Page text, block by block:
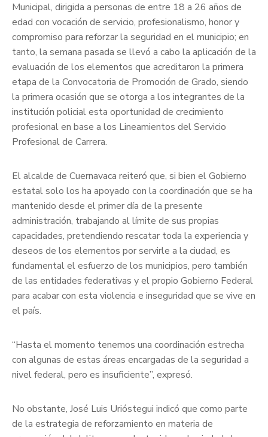
Municipal, dirigida a personas de entre 18 a 26 años de
edad con vocación de servicio, profesionalismo, honor y
compromiso para reforzar la seguridad en el municipio; en
tanto, la semana pasada se llevó a cabo la aplicación de la
evaluación de los elementos que acreditaron la primera
etapa de la Convocatoria de Promoción de Grado, siendo
la primera ocasión que se otorga a los integrantes de la
institución policial esta oportunidad de crecimiento
profesional en base a los Lineamientos del Servicio
Profesional de Carrera.
El alcalde de Cuernavaca reiteró que, si bien el Gobierno
estatal solo los ha apoyado con la coordinación que se ha
mantenido desde el primer día de la presente
administración, trabajando al límite de sus propias
capacidades, pretendiendo rescatar toda la experiencia y
deseos de los elementos por servirle a la ciudad, es
fundamental el esfuerzo de los municipios, pero también
de las entidades federativas y el propio Gobierno Federal
para acabar con esta violencia e inseguridad que se vive en
el país.
“Hasta el momento tenemos una coordinación estrecha
con algunas de estas áreas encargadas de la seguridad a
nivel federal, pero es insuficiente”, expresó.
No obstante, José Luis Urióstegui indicó que como parte
de la estrategia de reforzamiento en materia de